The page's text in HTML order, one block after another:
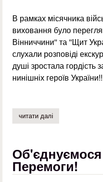
В рамках місячника
виховання було
Вінниччини'' та ''Щит
слухали розповіді
душі зростала гордість
нинішніх героїв
читати далі
Перемоги!